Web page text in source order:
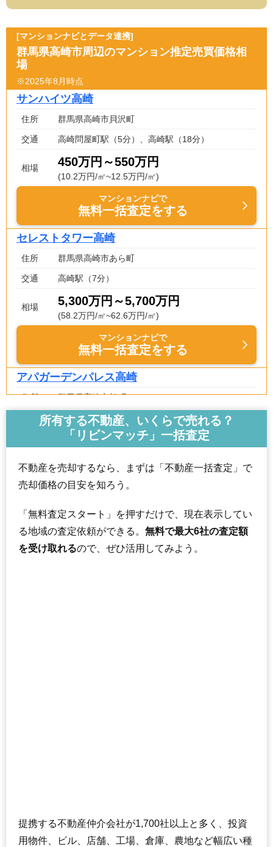
[マンションナビとデータ連携]
群馬県高崎市周辺のマンション推定売買価格相
場
※2025年8月時点
サンハイツ高崎
住所 群馬県高崎市貝沢町
交通 高崎問屋町駅（5分）、高崎駅（18分）
相場 450万円～550万円
(10.2万円/㎡~12.5万円/㎡)
マンションナビで
無料一括査定をする
セレストタワー高崎
住所 群馬県高崎市あら町
交通 高崎駅（7分）
相場 5,300万円～5,700万円
(58.2万円/㎡~62.6万円/㎡)
マンションナビで
無料一括査定をする
アパガーデンパレス高崎
住所 群馬県高崎市旭町
高崎駅（1分）
相場 5,660万円～6,060万円
マンションナビで
無料一括査定をする
プラウド高崎あら町
住所 群馬県高崎市あら町
交通
交通 高崎問屋町駅（46分）、井野駅（54分）
所有する不動産、いくらで売れる？
「リビンマッチ」一括査定
不動産を売却するなら、まずは「不動産一括査定」で
売却価格の目安を知ろう。
「無料査定スタート」を押すだけで、現在表示してい
る地域の査定依頼ができる。 無料で最大6社の査定額
を受け取れるので、ぜひ活用してみよう。
提携する不動産仲介会社が1,700社以上と多く、投資
用物件、ビル、店舗、工場、倉庫、農地など幅広い種